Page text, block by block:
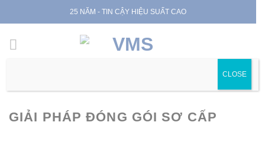
to
25 NĂM - TIN CẬY HIỆU SUẤT CAO
GIẢI PHÁP ĐÓNG GÓI SƠ CẤP
CLOSE